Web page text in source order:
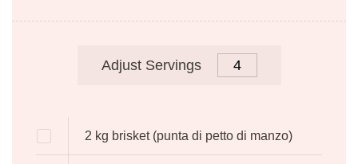
Adjust Servings
2 kg brisket (punta di petto di manzo)